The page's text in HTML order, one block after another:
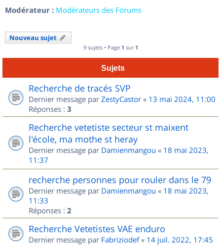
Modérateur : Modérateurs des Forums
Nouveau sujet
9 sujets • Page 1 sur 1
Sujets
Recherche de tracés SVP
Dernier message par ZestyCastor « 13 mai 2024, 11:00
Réponses : 3
Recherche vetetiste secteur st maixent
l'école, ma mothe st heray
Dernier message par Damienmangou « 18 mai 2023,
11:37
recherche personnes pour rouler dans le 79
Dernier message par Damienmangou « 18 mai 2023,
11:33
Réponses : 2
Recherche Vetetistes VAE enduro
Dernier message par Fabriziodef« 14 juil. 2022, 17:45